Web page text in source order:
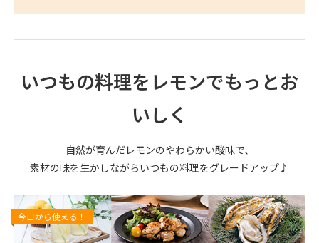
いつもの料理をレモンでもっとお
いしく
自然が育んだレモンのやわらかい酸味で、
素材の味を生かしながらいつもの料理をグレードアップ♪
今日から使える！